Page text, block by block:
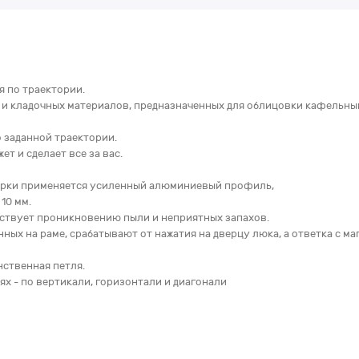
по траектории.
кладочных материалов, предназначенных для облицовки
траектории.
и сделает все за вас.
применяется усиленный алюминиевый профиль,
мм.
проникновению пыли и неприятных запахов.
на раме, срабатывают от нажатия на дверцу люка, а ответка с
петля.
- по вертикали, горизонтали и диагонали